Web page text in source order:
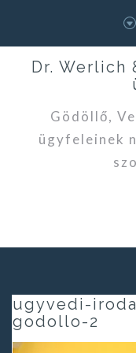
Dr. Werlich
Gödöllő,
ügyfeleinek
ugyvedi-
godollo-2